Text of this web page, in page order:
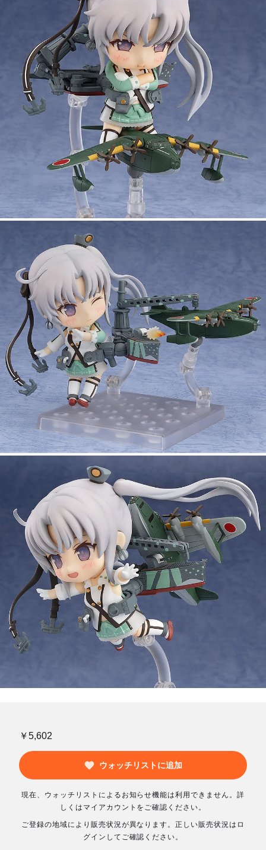
￥5,602
ウォッチリストに追加
現在、ウォッチリストによるお知らせ機能は利用できません。詳
しくはマイアカウントをご確認ください。
ご登録の地域により販売状況が異なります。正しい販売状況はロ
グインしてご確認ください。